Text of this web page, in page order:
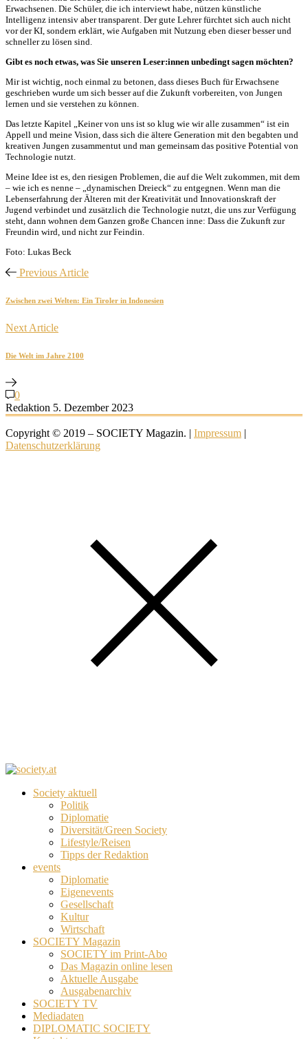
Erwachsenen. Die Schüler, die ich interviewt habe, nützen künstliche
Intelligenz intensiv aber transparent. Der gute Lehrer fürchtet sich auch nicht
vor der KI, sondern erklärt, wie Aufgaben mit Nutzung eben dieser besser und
schneller zu lösen sind.
Gibt es noch etwas, was Sie unseren Leser:innen unbedingt sagen möchten?
Mir ist wichtig, noch einmal zu betonen, dass dieses Buch für Erwachsene
geschrieben wurde um sich besser auf die Zukunft vorbereiten, von Jungen
lernen und sie verstehen zu können.
Das letzte Kapitel „Keiner von uns ist so klug wie wir alle zusammen“ ist ein
Appell und meine Vision, dass sich die ältere Generation mit den begabten und
kreativen Jungen zusammentut und man gemeinsam das positive Potential von
Technologie nutzt.
Meine Idee ist es, den riesigen Problemen, die auf die Welt zukommen, mit dem
– wie ich es nenne – „dynamischen Dreieck“ zu entgegnen. Wenn man die
Lebenserfahrung der Älteren mit der Kreativität und Innovationskraft der
Jugend verbindet und zusätzlich die Technologie nutzt, die uns zur Verfügung
steht, dann wohnen dem Ganzen große Chancen inne: Dass die Zukunft zur
Freundin wird, und nicht zur Feindin.
Foto: Lukas Beck
Previous Article
Zwischen zwei Welten: Ein Tiroler in Indonesien
Next Article
Die Welt im Jahre 2100
0
Redaktion 5. Dezember 2023
Copyright © 2019 – SOCIETY Magazin. | Impressum |
Datenschutzerklärung
Society aktuell
Politik
Diplomatie
Diversität/Green Society
Lifestyle/Reisen
Tipps der Redaktion
events
Diplomatie
Eigenevents
Gesellschaft
Kultur
Wirtschaft
SOCIETY Magazin
SOCIETY im Print-Abo
Das Magazin online lesen
Aktuelle Ausgabe
Ausgabenarchiv
SOCIETY TV
Mediadaten
DIPLOMATIC SOCIETY